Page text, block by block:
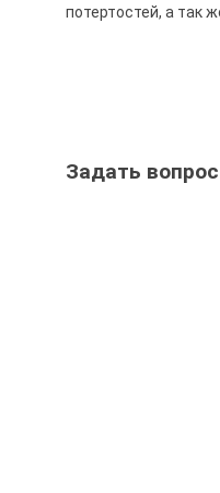
потертостей, а так
Задать